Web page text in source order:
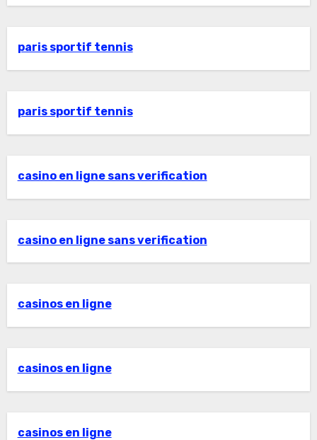
paris sportif tennis
paris sportif tennis
casino en ligne sans verification
casino en ligne sans verification
casinos en ligne
casinos en ligne
casinos en ligne